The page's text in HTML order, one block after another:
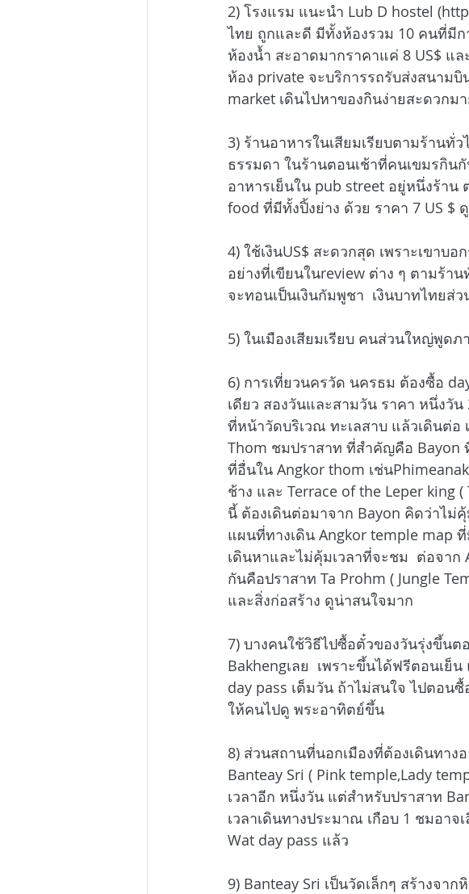
2) โรงแรม แนะนำ Lub D hostel (
ไทย ถูกและดี มีทั้งห้องรวม 10 คนที่มี
ห้องน้ำ สะอาดมากราคาแค่ 8 US$ แ
ห้อง private จะบริการรถรับส่งสนาม
market เดินไปหาของกินง่ายสะดวกม
3) ร้านอาหารในเสียมเรียบตามร้านทั่
ธรรมดา ในร้านตอนเช้าที่คนเขมรกิน
อาหารเย็นใน pub street อยู่หนึ่งร้า
food ที่มีทั้งปิ้งย่าง ด้วย ราคา 7 US $
4) ใช้เงินUS$ สะดวกสุด เพราะเขาบ
อย่างที่เขียนในreview ต่าง ๆ ตามร้าน
จะทอนเป็นเงินกัมพูชา  เงินบาทไทยส่
5) ในเมืองเสียมเรียบ คนส่วนใหญ่พูด
6) การเที่ยวนครวัด นครธม ต้องซื้อ
เดียว สองวันและสามวัน ราคา หนึ่งวั
ที่หน้าวัดบริเวณ ทะเลสาบ แล้วเดินต่อ
Thom ชมปราสาท ที่สำคัญคือ Bayon
ที่อื่นใน Angkor thom เช่น
ช้าง และ Terrace of the Leper king
นี้ ต้องเดินต่อมาจาก Bayon คิดว่าไม่
แผนที่ทางเดิน Angkor temple map
เดินหาและไม่คุ้มเวลาที่จะชม  ต่อจา
กันคือปราสาท Ta Prohm ( Jungle
และสิ่งก่อสร้าง ดูน่าสนใจมาก
7) บางคนใช้วิธีไปซื้อตั๋วของวันรุ่งขึ้นต
Bakhengเลย  เพราะขึ้นได้ฟรีตอนเย็
day pass เต็มวัน ถ้าไม่สนใจ ไปตอนซื้
ให้คนไปดู พระอาทิตย์ขึ้น
8) ส่วนสถานที่นอกเมืองที่ต้องเดินทาง
Banteay Sri ( Pink temple,Lady
เวลาอีก หนึ่งวัน แต่สำหรับปราสาท
เวลาเดินทางประมาณ เกือบ 1 ชมอาจ
Wat day pass แล้ว
9) Banteay Sri เป็นวัดเล็กๆ สร้างจา